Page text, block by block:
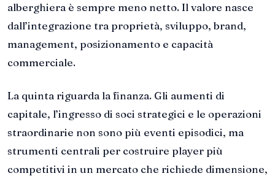
alberghiera è sempre meno netto. Il valore nasce
dall’integrazione tra proprietà, sviluppo, brand,
management, posizionamento e capacità
commerciale.
La quinta riguarda la finanza. Gli aumenti di
capitale, l’ingresso di soci strategici e le operazioni
straordinarie non sono più eventi episodici, ma
strumenti centrali per costruire player più
competitivi in un mercato che richiede dimensione,